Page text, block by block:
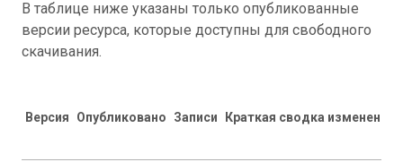
В таблице ниже указаны только опубликованные
версии ресурса, которые доступны для свободного
скачивания.
Версия Опубликовано Записи Краткая сводка изменений